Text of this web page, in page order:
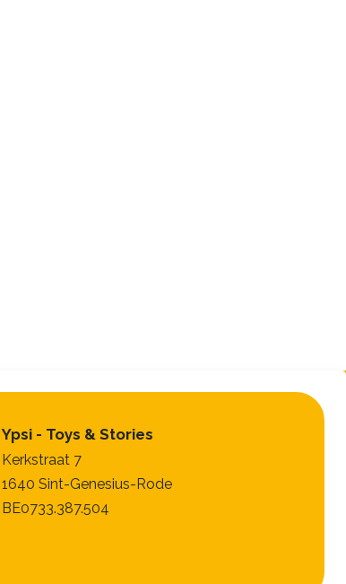
Ypsi - Toys & Stories
Kerkstraat 7
1640 Sint-Genesius-Rode
BE0733.387.504